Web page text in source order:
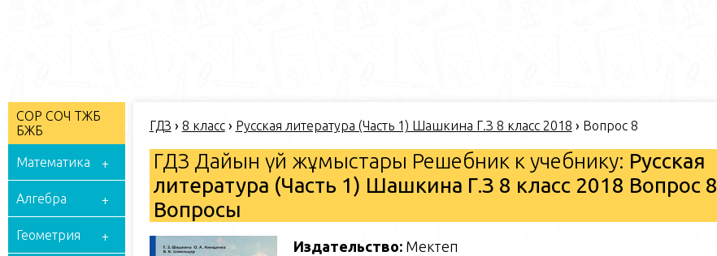
СОР СОЧ ТЖБ
БЖБ
Математика
Алгебра
Геометрия
ГДЗ › 8 класс› Русская литература (Часть 1) Шашкина Г.З 8 класс 2018 › Вопрос 8
ГДЗ Дайын үй жұмыстары Решебник к учебнику: Русская
литература (Часть 1) Шашкина Г.З 8 класс 2018 Вопрос 8
Вопросы
Издательство: Мектеп